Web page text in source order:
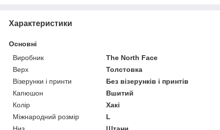
Характеристики
Основні
Виробник
The North Face
Верх
Толстовка
Візерунки і принти
Без візерунків і принтів
Капюшон
Вшитий
Колір
Хакі
Міжнародний розмір
L
Низ
Штани